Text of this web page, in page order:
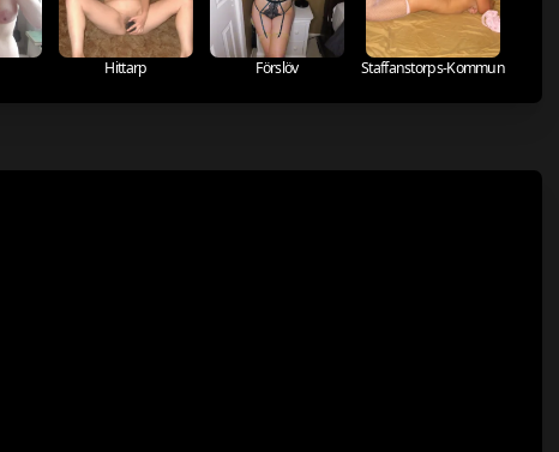
Hittarp Förslöv Staffanstorps-Kommun